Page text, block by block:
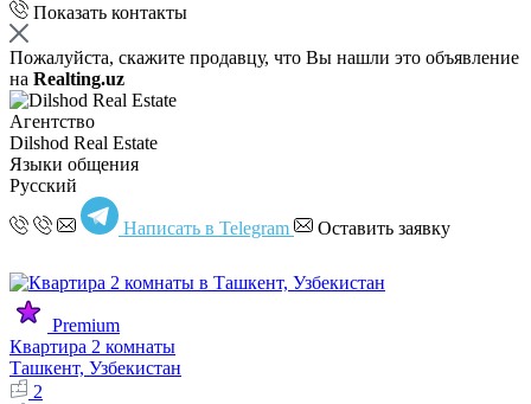
Показать контакты
Пожалуйста, скажите продавцу, что Вы нашли это объявление
на Realting.uz
Агентство
Dilshod Real Estate
Языки общения
Русский
Написать в Telegram Оставить заявку
Premium
Квартира 2 комнаты
Ташкент, Узбекистан
2